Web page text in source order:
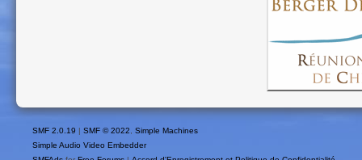
SMF 2.0.19 | SMF © 2022, Simple Machines
Simple Audio Video Embedder